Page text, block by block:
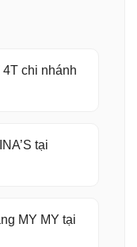
chi nhánh
tại
MY MY tại